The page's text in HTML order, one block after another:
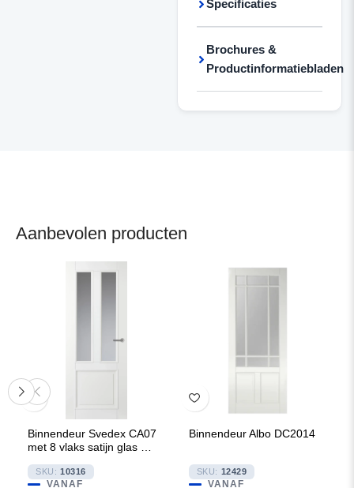
Specificaties
Brochures &
Productinformatiebladen
Aanbevolen producten
Binnendeur Svedex CA07
met 8 vlaks satijn glas met
SKU: 10316
VANAF
Binnendeur Albo DC2014
SKU: 12429
VANAF